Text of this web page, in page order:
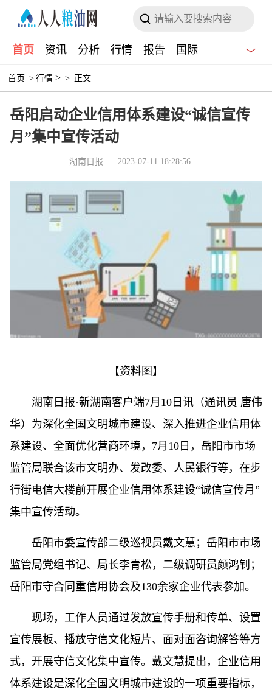
首页 资讯 分析 行情 报告 国际
首页 > 行情 > > 正文
岳阳启动企业信用体系建设“诚信宣传
月”集中宣传活动
湖南日报 2023-07-11 18:28:56
【资料图】
湖南日报·新湖南客户端7月10日讯（通讯员 唐伟
华）为深化全国文明城市建设、深入推进企业信用体
系建设、全面优化营商环境，7月10日，岳阳市市场
监管局联合该市文明办、发改委、人民银行等，在步
行街电信大楼前开展企业信用体系建设“诚信宣传月”
集中宣传活动。
岳阳市委宣传部二级巡视员戴文慧；岳阳市市场
监管局党组书记、局长李青松，二级调研员颜鸿钊；
岳阳市守合同重信用协会及130余家企业代表参加。
现场，工作人员通过发放宣传手册和传单、设置
宣传展板、播放守信文化短片、面对面咨询解答等方
式，开展守信文化集中宣传。戴文慧提出，企业信用
体系建设是深化全国文明城市建设的一项重要指标，